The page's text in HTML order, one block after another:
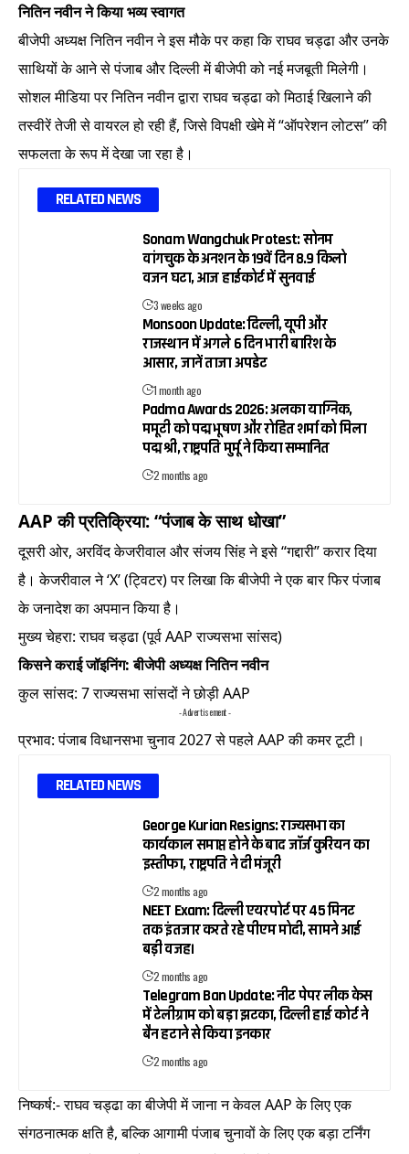
नितिन नवीन ने किया भव्य स्वागत
बीजेपी अध्यक्ष नितिन नवीन ने इस मौके पर कहा कि राघव चड्ढा और उनके
साथियों के आने से पंजाब और दिल्ली में बीजेपी को नई मजबूती मिलेगी।
सोशल मीडिया पर नितिन नवीन द्वारा राघव चड्ढा को मिठाई खिलाने की
तस्वीरें तेजी से वायरल हो रही हैं, जिसे विपक्षी खेमे में “ऑपरेशन लोटस” की
सफलता के रूप में देखा जा रहा है।
RELATED NEWS
Sonam Wangchuk Protest: सोनम
वांगचुक के अनशन के 19वें दिन 8.9 किलो
वजन घटा, आज हाईकोर्ट में सुनवाई
3 weeks ago
Monsoon Update: दिल्ली, यूपी और
राजस्थान में अगले 6 दिन भारी बारिश के
आसार, जानें ताजा अपडेट
1 month ago
Padma Awards 2026: अलका याग्निक,
ममूटी को पद्म भूषण और रोहित शर्मा को मिला
पद्म श्री, राष्ट्रपति मुर्मू ने किया सम्मानित
2 months ago
AAP की प्रतिक्रिया: “पंजाब के साथ धोखा”
दूसरी ओर, अरविंद केजरीवाल और संजय सिंह ने इसे “गद्दारी” करार दिया
है। केजरीवाल ने ‘X’ (ट्विटर) पर लिखा कि बीजेपी ने एक बार फिर पंजाब
के जनादेश का अपमान किया है।
मुख्य चेहरा: राघव चड्ढा (पूर्व AAP राज्यसभा सांसद)
किसने कराई जॉइनिंग: बीजेपी अध्यक्ष नितिन नवीन
कुल सांसद: 7 राज्यसभा सांसदों ने छोड़ी AAP
- Advertisement -
प्रभाव: पंजाब विधानसभा चुनाव 2027 से पहले AAP की कमर टूटी।
RELATED NEWS
George Kurian Resigns: राज्यसभा का
कार्यकाल समाप्त होने के बाद जॉर्ज कुरियन का
इस्तीफा, राष्ट्रपति ने दी मंजूरी
2 months ago
NEET Exam: दिल्ली एयरपोर्ट पर 45 मिनट
तक इंतजार करते रहे पीएम मोदी, सामने आई
बड़ी वजह।
2 months ago
Telegram Ban Update: नीट पेपर लीक केस
में टेलीग्राम को बड़ा झटका, दिल्ली हाई कोर्ट ने
बैन हटाने से किया इनकार
2 months ago
निष्कर्ष:- राघव चड्ढा का बीजेपी में जाना न केवल AAP के लिए एक
संगठनात्मक क्षति है, बल्कि आगामी पंजाब चुनावों के लिए एक बड़ा टर्निंग